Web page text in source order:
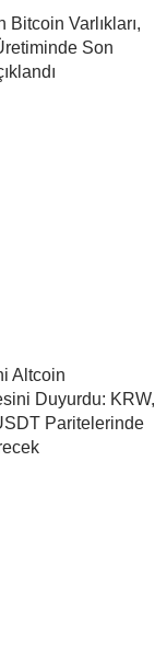
Bitcoin Varlıkları,
Son
Altcoin
Duyurdu: KRW,
Paritelerinde